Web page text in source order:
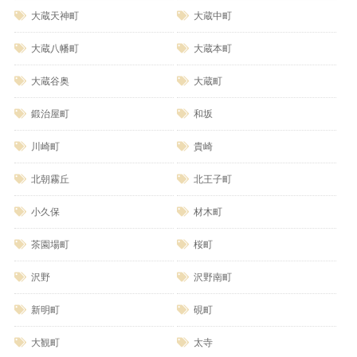
大蔵天神町 大蔵中町
大蔵八幡町 大蔵本町
大蔵谷奥 大蔵町
鍛治屋町 和坂
川崎町 貴崎
北朝霧丘 北王子町
小久保 材木町
茶園場町 桜町
沢野 沢野南町
新明町 硯町
大観町 太寺